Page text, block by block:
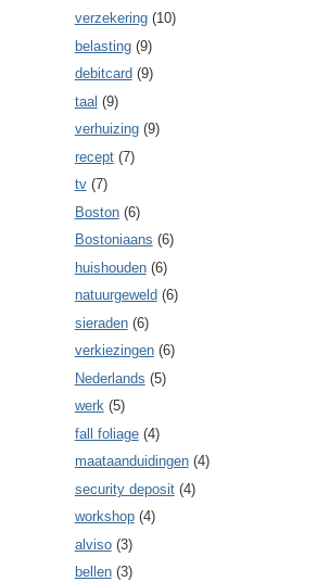
verzekering (10)
belasting (9)
debitcard (9)
taal (9)
verhuizing (9)
recept (7)
tv (7)
Boston (6)
Bostoniaans (6)
huishouden (6)
natuurgeweld (6)
sieraden (6)
verkiezingen (6)
Nederlands (5)
werk (5)
fall foliage (4)
maataanduidingen (4)
security deposit (4)
workshop (4)
alviso (3)
bellen (3)